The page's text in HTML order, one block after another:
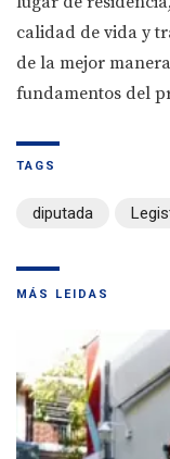
calidad de vida y
de la mejor
fundamentos del
TAGS
diputada
MÁS LEIDAS